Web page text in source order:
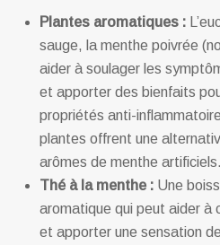
Plantes aromatiques :
sauge, la menthe poivrée
aider à soulager les
et apporter des bienfaits
propriétés anti-
plantes offrent une
arômes de menthe artificiels.
Thé à la menthe : Une
aromatique qui peut aider à
et apporter une sensation